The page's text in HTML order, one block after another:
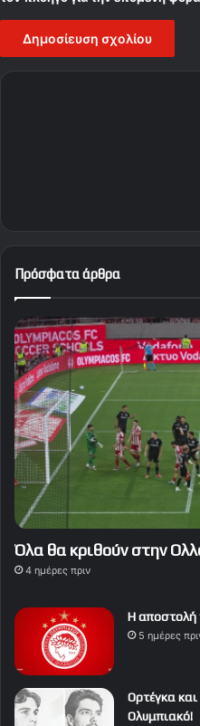
Πρόσφατα άρθρα
Όλα θα κριθούν στην
4 ημέρες πριν
Η αποστολή
5 ημέρες
Ορτέγκα και
Ολυμπιακό!